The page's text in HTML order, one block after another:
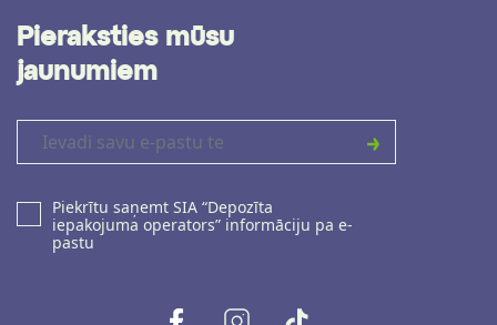
Pieraksties mūsu
jaunumiem
Piekrītu saņemt SIA “Depozīta
iepakojuma operators” informāciju pa e-
pastu